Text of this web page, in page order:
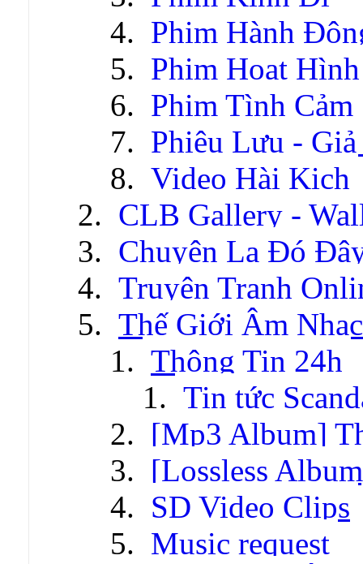
Phim Hành
Phim Hoạt Hình
Phim Tình Cảm
Phiêu Lưu -
Video Hài Kịch
CLB Gallery -
Chuyện Lạ Đó
Truyện Tranh
Thế Giới Âm Nhạc
Thông Tin 24h
Tin tức
[Mp3 Album]
[Lossless
SD Video Clips
Music request